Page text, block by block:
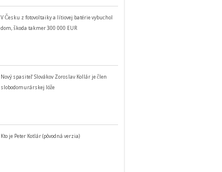
V Česku z fotovoltaiky a lítiovej batérie vybuchol
dom, škoda takmer 300 000 EUR
Nový spasiteľ Slovákov Zoroslav Kollár je člen
slobodomurárskej lóže
Kto je Peter Kotlár (pôvodná verzia)